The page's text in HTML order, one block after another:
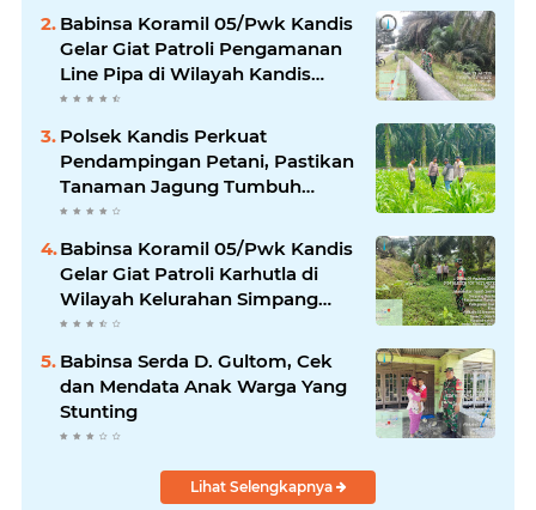
Babinsa Koramil 05/Pwk Kandis
Gelar Giat Patroli Pengamanan
Line Pipa di Wilayah Kandis
Kandis
Polsek Kandis Perkuat
Pendampingan Petani, Pastikan
Tanaman Jagung Tumbuh
Optimal Dukung Swasembada
Pangan Nasional
Babinsa Koramil 05/Pwk Kandis
Gelar Giat Patroli Karhutla di
Wilayah Kelurahan Simpang
Belutu
Babinsa Serda D. Gultom, Cek
dan Mendata Anak Warga Yang
Stunting
Lihat Selengkapnya